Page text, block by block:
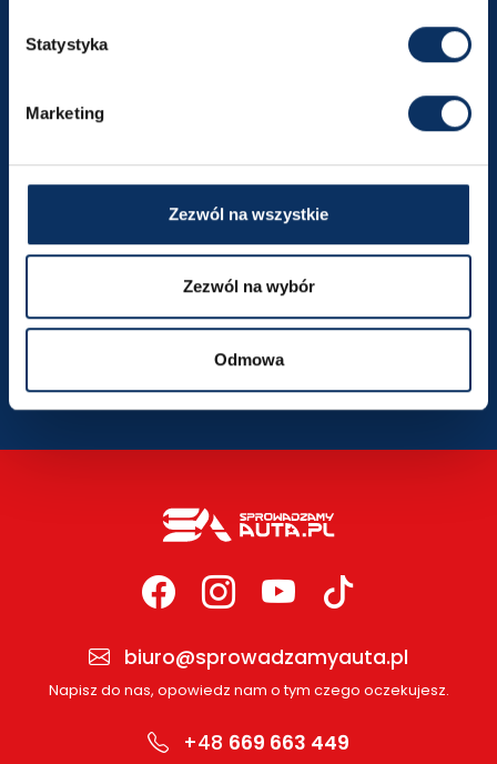
Statystyka
Marketing
Zezwól na wszystkie
Zezwól na wybór
Odmowa
Poznaj nasze oddziały i umów się na rozmowę
Wyznacz trasę
krakow@sprowadzamyauta.pl
SZCZEGÓŁY LOKALIZACJI
biuro@sprowadzamyauta.pl
Napisz do nas, opowiedz nam o tym czego oczekujesz.
+48 669 663 449